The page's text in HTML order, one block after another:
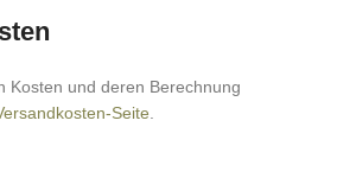
Kosten und deren Berechnung
Seite